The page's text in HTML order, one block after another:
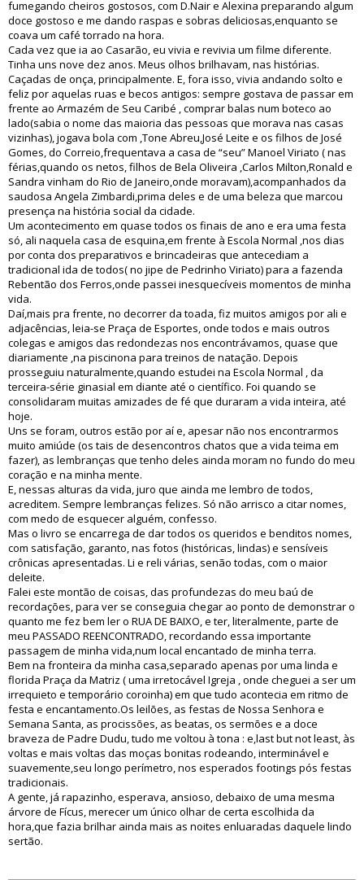
fumegando cheiros gostosos, com D.Nair e Alexina preparando algum
doce gostoso e me dando raspas e sobras deliciosas,enquanto se
coava um café torrado na hora.
Cada vez que ia ao Casarão, eu vivia e revivia um filme diferente.
Tinha uns nove dez anos. Meus olhos brilhavam, nas histórias.
Caçadas de onça, principalmente. E, fora isso, vivia andando solto e
feliz por aquelas ruas e becos antigos: sempre gostava de passar em
frente ao Armazém de Seu Caribé , comprar balas num boteco ao
lado(sabia o nome das maioria das pessoas que morava nas casas
vizinhas), jogava bola com ,Tone Abreu,José Leite e os filhos de José
Gomes, do Correio,frequentava a casa de “seu” Manoel Viriato ( nas
férias,quando os netos, filhos de Bela Oliveira ,Carlos Milton,Ronald e
Sandra vinham do Rio de Janeiro,onde moravam),acompanhados da
saudosa Angela Zimbardi,prima deles e de uma beleza que marcou
presença na história social da cidade.
Um acontecimento em quase todos os finais de ano e era uma festa
só, ali naquela casa de esquina,em frente à Escola Normal ,nos dias
por conta dos preparativos e brincadeiras que antecediam a
tradicional ida de todos( no jipe de Pedrinho Viriato) para a fazenda
Rebentão dos Ferros,onde passei inesquecíveis momentos de minha
vida.
Daí,mais pra frente, no decorrer da toada, fiz muitos amigos por ali e
adjacências, leia-se Praça de Esportes, onde todos e mais outros
colegas e amigos das redondezas nos encontrávamos, quase que
diariamente ,na piscinona para treinos de natação. Depois
prosseguiu naturalmente,quando estudei na Escola Normal , da
terceira-série ginasial em diante até o científico. Foi quando se
consolidaram muitas amizades de fé que duraram a vida inteira, até
hoje.
Uns se foram, outros estão por aí e, apesar não nos encontrarmos
muito amiúde (os tais de desencontros chatos que a vida teima em
fazer), as lembranças que tenho deles ainda moram no fundo do meu
coração e na minha mente.
E, nessas alturas da vida, juro que ainda me lembro de todos,
acreditem. Sempre lembranças felizes. Só não arrisco a citar nomes,
com medo de esquecer alguém, confesso.
Mas o livro se encarrega de dar todos os queridos e benditos nomes,
com satisfação, garanto, nas fotos (históricas, lindas) e sensíveis
crônicas apresentadas. Li e reli várias, senão todas, com o maior
deleite.
Falei este montão de coisas, das profundezas do meu baú de
recordações, para ver se conseguia chegar ao ponto de demonstrar o
quanto me fez bem ler o RUA DE BAIXO, e ter, literalmente, parte de
meu PASSADO REENCONTRADO, recordando essa importante
passagem de minha vida,num local encantado de minha terra.
Bem na fronteira da minha casa,separado apenas por uma linda e
florida Praça da Matriz ( uma irretocável Igreja , onde cheguei a ser um
irrequieto e temporário coroinha) em que tudo acontecia em ritmo de
festa e encantamento.Os leilões, as festas de Nossa Senhora e
Semana Santa, as procissões, as beatas, os sermões e a doce
braveza de Padre Dudu, tudo me voltou à tona : e,last but not least, às
voltas e mais voltas das moças bonitas rodeando, interminável e
suavemente,seu longo perímetro, nos esperados footings pós festas
tradicionais.
A gente, já rapazinho, esperava, ansioso, debaixo de uma mesma
árvore de Fícus, merecer um único olhar de certa escolhida da
hora,que fazia brilhar ainda mais as noites enluaradas daquele lindo
sertão.